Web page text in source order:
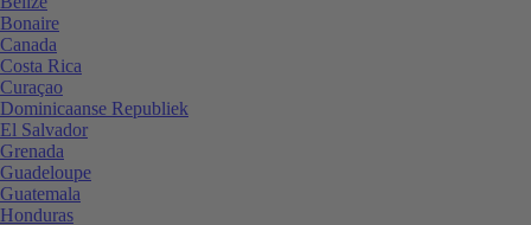
Bonaire
Canada
Costa Rica
Curaçao
Dominicaanse Republiek
El Salvador
Grenada
Guadeloupe
Guatemala
Honduras